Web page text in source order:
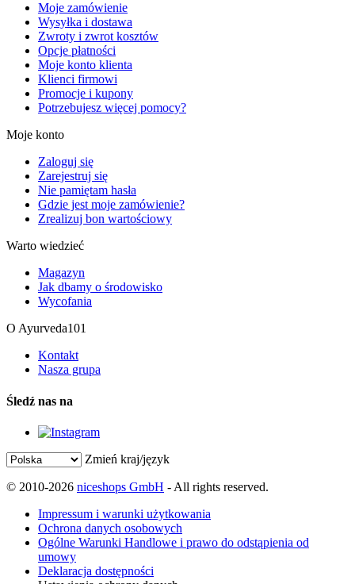
Moje zamówienie
Wysyłka i dostawa
Zwroty i zwrot kosztów
Opcje płatności
Moje konto klienta
Klienci firmowi
Promocje i kupony
Potrzebujesz więcej pomocy?
Moje konto
Zaloguj się
Zarejestruj się
Nie pamiętam hasła
Gdzie jest moje zamówienie?
Zrealizuj bon wartościowy
Warto wiedzieć
Magazyn
Jak dbamy o środowisko
Wycofania
O Ayurveda101
Kontakt
Nasza grupa
Śledź nas na
Zmień kraj/język
© 2010-2026 niceshops GmbH - All rights reserved.
Impressum i warunki użytkowania
Ochrona danych osobowych
Ogólne Warunki Handlowe i prawo do odstąpienia od
umowy
Deklaracja dostępności